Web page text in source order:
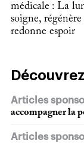
médicale : La
soigne,
redonne espoir
Découvrez
Articles
accompagner la
Articles